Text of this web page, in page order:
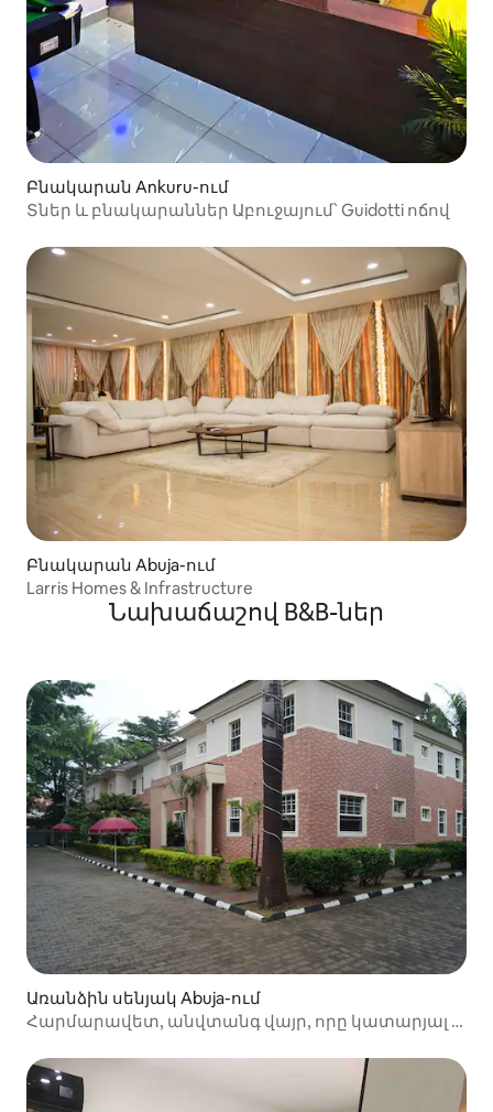
Բնակարան Ankuru-ում
Տներ և բնակարաններ Աբուջայում՝ Guidotti ոճով
Բնակարան Abuja-ում
Larris Homes & Infrastructure
Նախաճաշով B&B-ներ
Առանձին սենյակ Abuja-ում
Հարմարավետ, անվտանգ վայր, որը կատարյալ է